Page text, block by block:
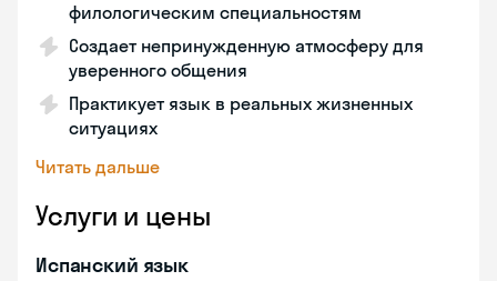
филологическим специальностям
Создает непринужденную атмосферу для
уверенного общения
Практикует язык в реальных жизненных
ситуациях
Читать дальше
Услуги и цены
Испанский язык